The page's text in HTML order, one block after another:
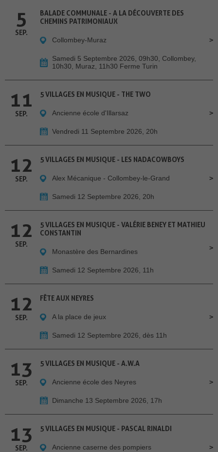
5
SEP.
BALADE COMMUNALE - A LA DÉCOUVERTE DES
CHEMINS PATRIMONIAUX
Collombey-Muraz
Samedi 5 Septembre 2026, 09h30, Collombey,
10h30, Muraz, 11h30 Ferme Turin
11
SEP.
5 VILLAGES EN MUSIQUE - THE TWO
Ancienne école d'Illarsaz
Vendredi 11 Septembre 2026, 20h
12
SEP.
5 VILLAGES EN MUSIQUE - LES NADACOWBOYS
Alex Mécanique - Collombey-le-Grand
Samedi 12 Septembre 2026, 20h
12
SEP.
5 VILLAGES EN MUSIQUE - VALÉRIE BENEY ET MATHIEU
CONSTANTIN
Monastère des Bernardines
Samedi 12 Septembre 2026, 11h
12
SEP.
FÊTE AUX NEYRES
A la place de jeux
Samedi 12 Septembre 2026, dès 11h
13
SEP.
5 VILLAGES EN MUSIQUE - A.W.A
Ancienne école des Neyres
Dimanche 13 Septembre 2026, 17h
13
SEP.
5 VILLAGES EN MUSIQUE - PASCAL RINALDI
Ancienne caserne des pompiers